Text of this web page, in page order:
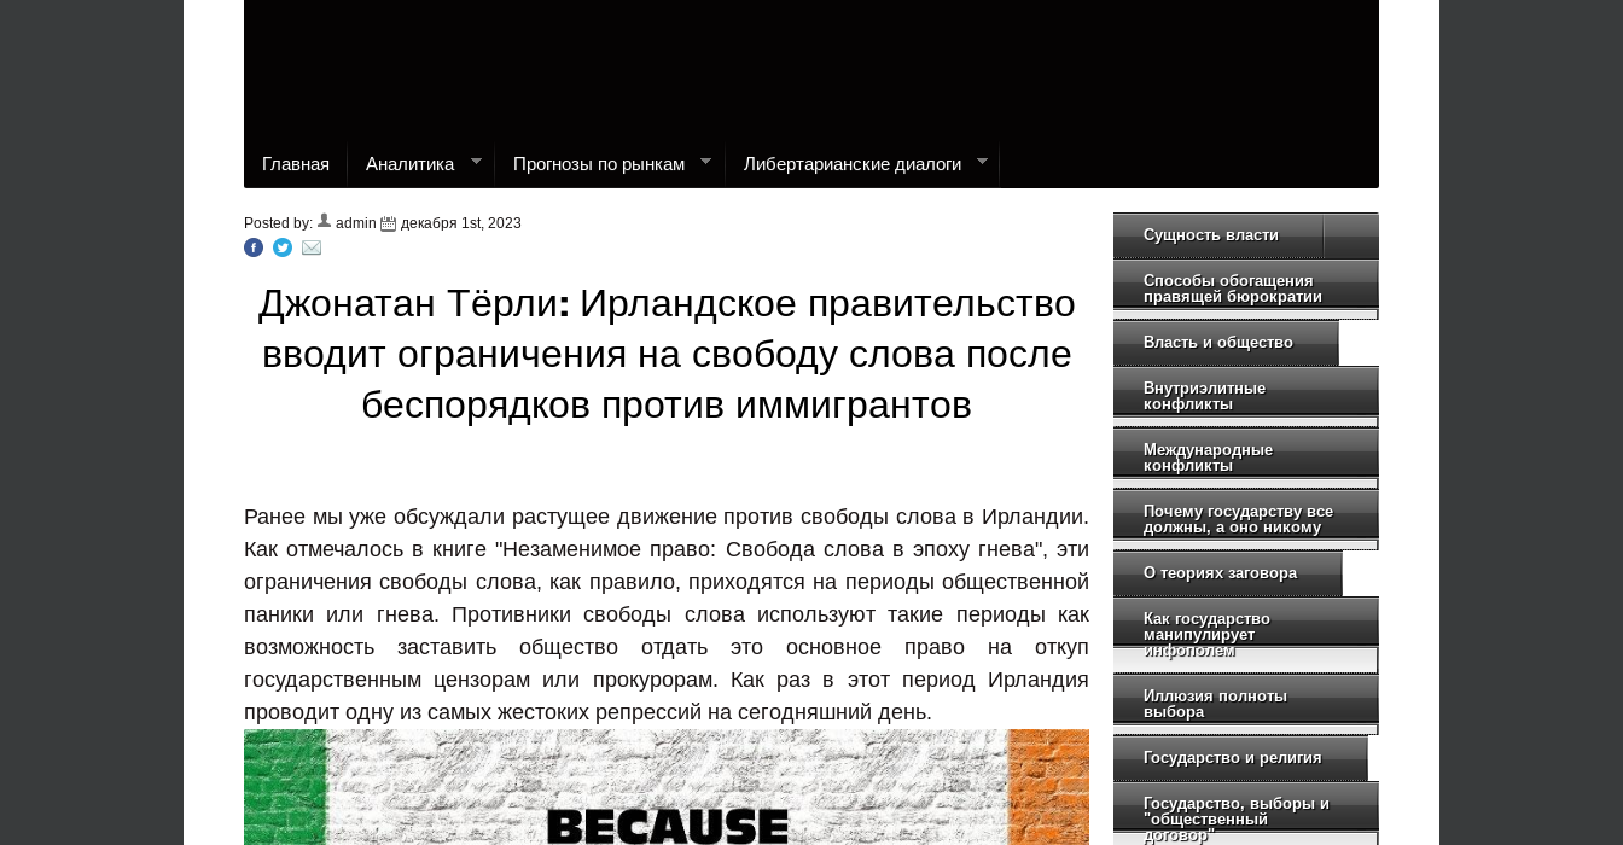
Главная Аналитика Прогнозы по рынкам Либертарианские диалоги
Posted by: admin декабря 1st, 2023
Джонатан Тёрли: Ирландское правительство
вводит ограничения на свободу слова после
беспорядков против иммигрантов
Ранее мы уже обсуждали растущее движение против свободы слова в Ирландии.
Как отмечалось в книге "Незаменимое право: Свобода слова в эпоху гнева", эти
ограничения свободы слова, как правило, приходятся на периоды общественной
паники или гнева. Противники свободы слова используют такие периоды как
возможность заставить общество отдать это основное право на откуп
государственным цензорам или прокурорам. Как раз в этот период Ирландия
проводит одну из самых жестоких репрессий на сегодняшний день.
Сущность власти
Способы обогащения
правящей бюрократии
Власть и общество
Внутриэлитные
конфликты
Международные
конфликты
Почему государству все
должны, а оно никому
О теориях заговора
Как государство
манипулирует
инфополем
Иллюзия полноты
выбора
Государство и религия
Государство, выборы и
"общественный
договор"